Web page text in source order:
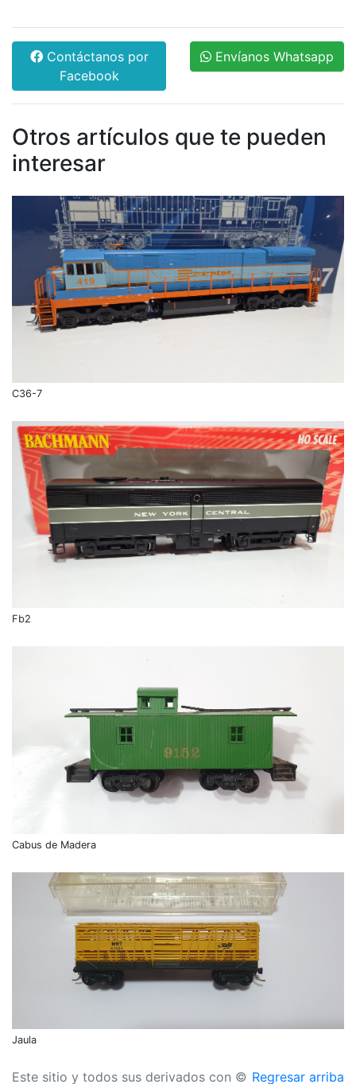
Contáctanos por
Facebook
Envíanos Whatsapp
Otros artículos que te pueden
interesar
C36-7
Fb2
Cabus de Madera
Jaula
Regresar arriba
Este sitio y todos sus derivados con ©